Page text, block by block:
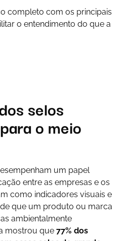
completo com os principais
o entendimento do que a
selos
o meio
um papel
entre as empresas e os
como indicadores visuais e
que um produto ou marca
ambientalmente
mostrou que 77% dos